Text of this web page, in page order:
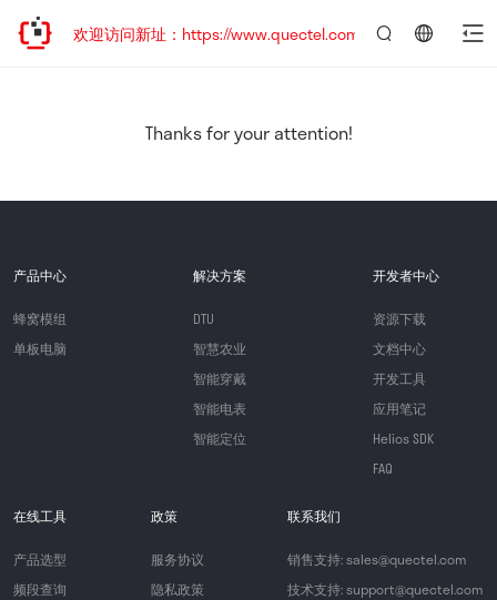
已迁移，欢迎访问新址：https://www.quectel.com.cn
Thanks for your attention!
产品中心
蜂窝模组
单板电脑
解决方案
DTU
智慧农业
智能穿戴
智能电表
智能定位
开发者中心
资源下载
文档中心
开发工具
应用笔记
Helios SDK
FAQ
在线工具
产品选型
频段查询
政策
服务协议
隐私政策
联系我们
销售支持: sales@quectel.com
技术支持: support@quectel.com